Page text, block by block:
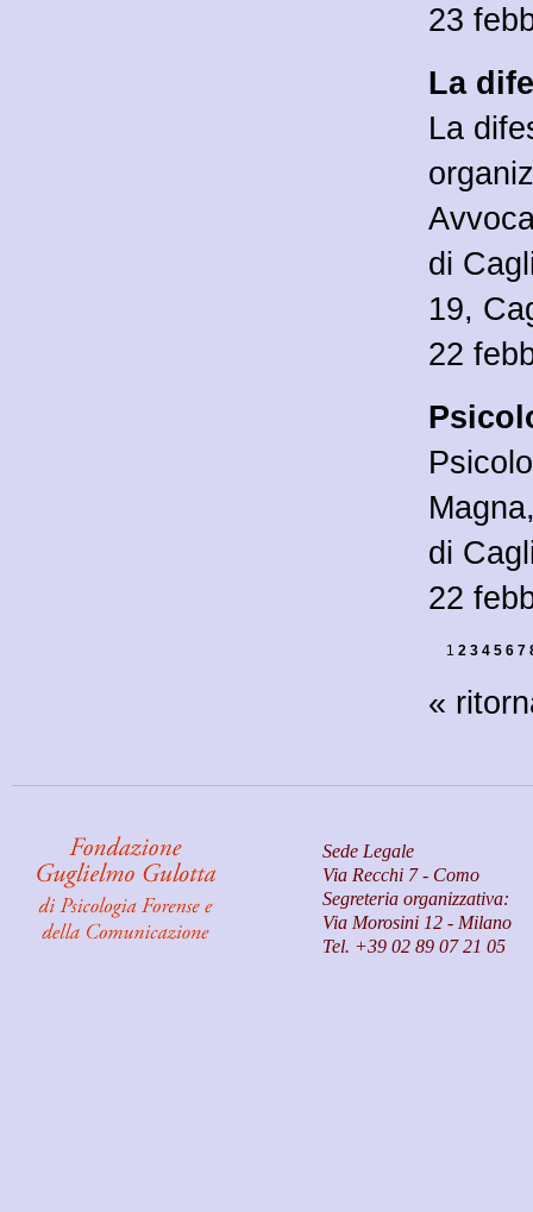
23
La
La
di
19,
22
di
22
1 2 3 4 5 6 7
«
Sede Legale
Via Recchi 7 - Como
Segreteria organizzativa:
Via Morosini 12 - Milano
Tel. +39 02 89 07 21 05